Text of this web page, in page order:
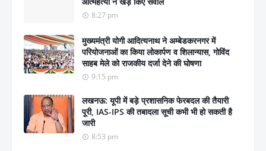
8:27 pm
मुख्यमंत्री योगी आदित्यनाथ ने अम्बेडकरनगर में
परियोजनाओं का किया लोकार्पण व शिलान्यास, गोविंद
साहब मेले को राजकीय दर्जा देने की घोषणा
9:15 pm
लखनऊ: यूपी में बड़े प्रशासनिक फेरबदल की तैयारी
पूरी, IAS-IPS की तबादला सूची कभी भी हो सकती है
जारी
8:53 pm